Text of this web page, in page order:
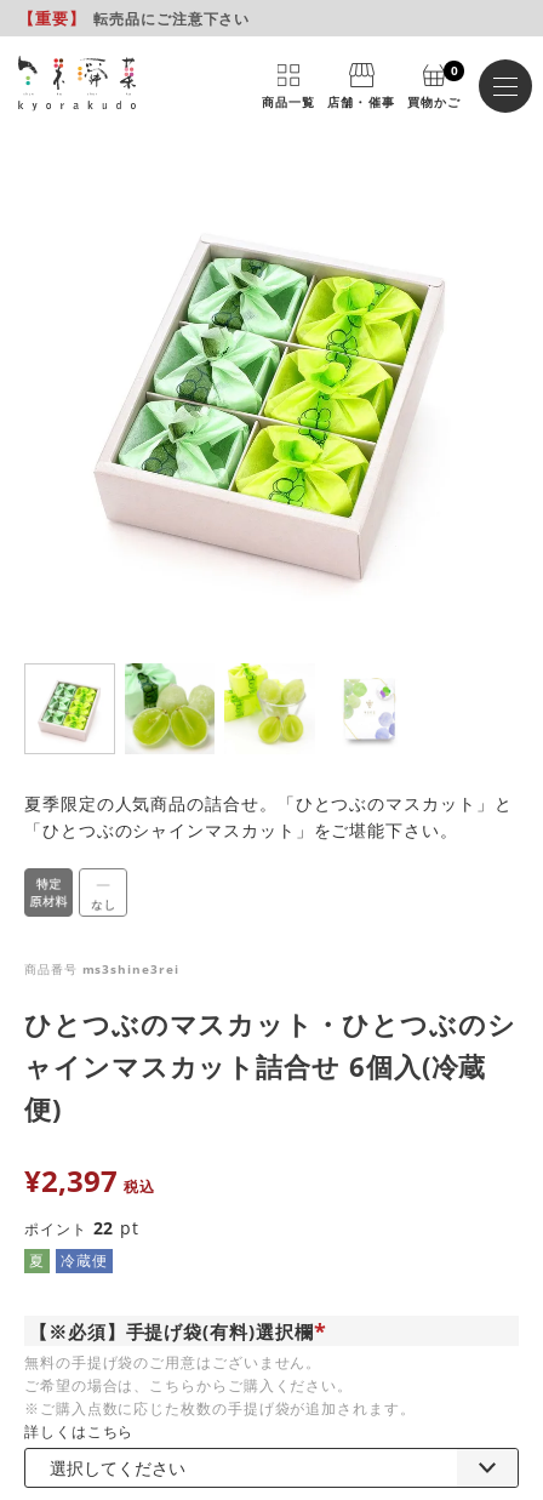
【重要】 転売品にご注意下さい
商品一覧 店舗・催事 買物かご
0
夏季限定の人気商品の詰合せ。「ひとつぶのマスカット」と
「ひとつぶのシャインマスカット」をご堪能下さい。
商品番号 ms3shine3rei
ひとつぶのマスカット・ひとつぶのシ
ャインマスカット詰合せ 6個入(冷蔵
便)
¥2,397 税込
ポイント 22 pt
夏 冷蔵便
【※必須】手提げ袋(有料)選択欄
須
)
無料の手提げ袋のご用意はございません。
ご希望の場合は、こちらからご購入ください。
※ご購入点数に応じた枚数の手提げ袋が追加されます。
詳しくはこちら